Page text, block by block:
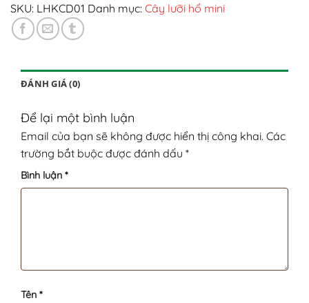
SKU: LHKCD01 Danh mục: Cây lưỡi hổ mini
ĐÁNH GIÁ (0)
Để lại một bình luận
Email của bạn sẽ không được hiển thị công khai. Các
trường bắt buộc được đánh dấu *
Bình luận *
Tên *